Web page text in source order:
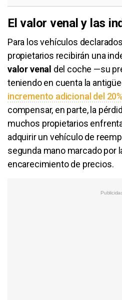
El valor venal y las
Para los vehículos
propietarios recibirán una
valor venal del coche —su
teniendo en cuenta la
incremento adicional del 20%
compensar, en parte, la
muchos propietarios
adquirir un vehículo de
segunda mano marcado por
encarecimiento de precios.